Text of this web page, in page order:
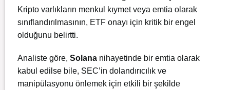
Kripto varlıkların menkul kıymet veya emtia olarak
sınıflandırılmasının, ETF onayı için kritik bir engel
olduğunu belirtti.
Analiste göre, Solana nihayetinde bir emtia olarak
kabul edilse bile, SEC’in dolandırıcılık ve
manipülasyonu önlemek için etkili bir şekilde